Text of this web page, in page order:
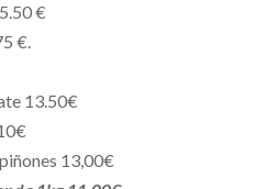
€
€.
13.50€
13,00€